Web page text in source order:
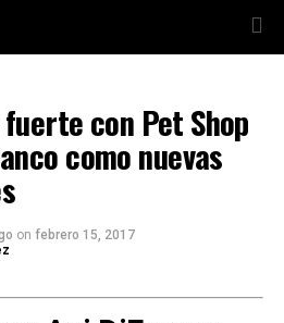
con Pet Shop
como nuevas
on febrero 15, 2017